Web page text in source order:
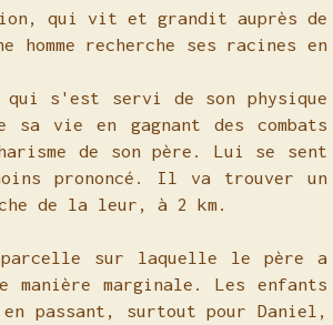
qui vit et grandit auprès de
recherche ses racines en
qui s'est servi de son physique
vie en gagnant des combats
de son père. Lui se sent
prononcé. Il va trouver un
de la leur, à 2 km.
sur laquelle le père a
marginale. Les enfants
passant, surtout pour Daniel,